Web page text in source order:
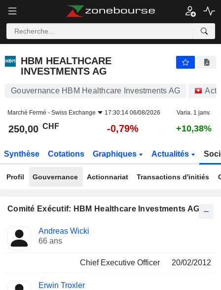
HBM HEALTHCARE
INVESTMENTS AG
Gouvernance HBM Healthcare Investments AG
Marché Fermé - Swiss Exchange 17:30:14 06/08/2026 Varia. 1 janv.
250,00 CHF -0,79% +10,38%
Synthèse Cotations Graphiques Actualités
Profil Gouvernance Actionnariat Transactions d'initiés
Comité Exécutif: HBM Healthcare Investments AG
Dirigeant
Fonctions
occupées
Andreas Wicki
66 ans
Chief Executive Officer 20/02/2012
Erwin Troxler